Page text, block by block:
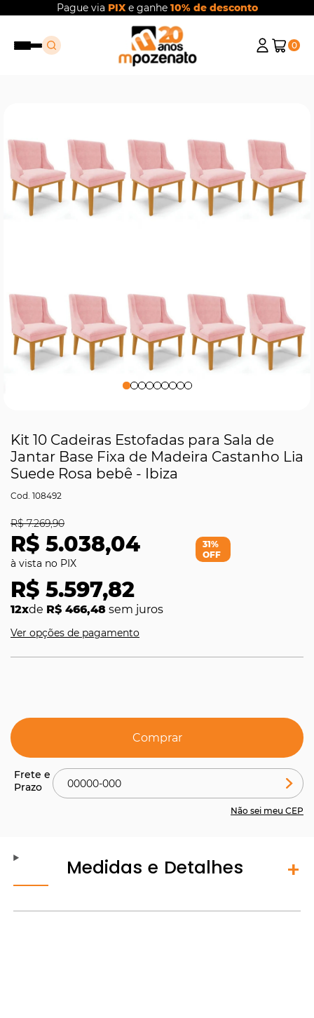
Pague via PIXe ganhe 10% de desconto
0
Kit 10 Cadeiras Estofadas para Sala de
Jantar Base Fixa de Madeira Castanho Lia
Suede Rosa bebê - Ibiza
108492
R$ 5.038,04
R$ 7.269,90
R$ 5.597,82
12xde R$ 466,48 sem juros
31%
OFF
Ver opções de pagamento
Comprar
Não sei meu CEP
Medidas e Detalhes